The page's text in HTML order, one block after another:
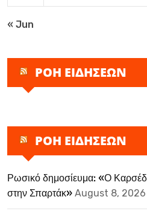
« Jun
ΡΟΗ ΕΙΔΗΣΕΩΝ
ΡΟΗ ΕΙΔΗΣΕΩΝ
Ρωσικό δημοσίευμα: «Ο
στην Σπαρτάκ» August 8, 2026